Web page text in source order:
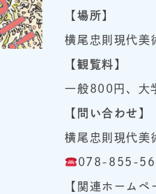
【 場所】
横尾忠則現代美
【観覧料】
一般800円、大
【問い合わせ】
横尾忠則現代美
078-855-
【関連ホームペ